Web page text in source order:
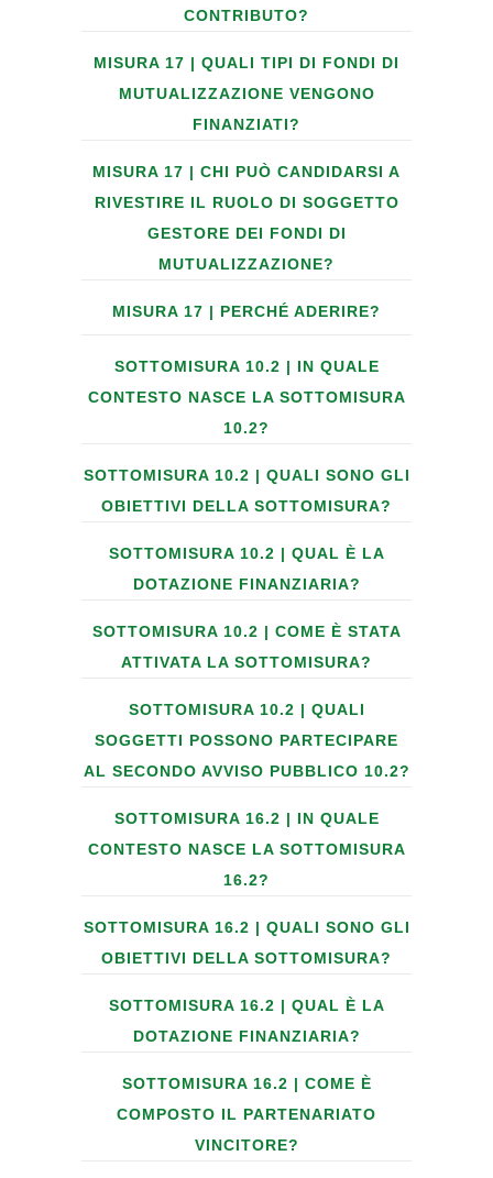
CONTRIBUTO?
MISURA 17 | QUALI TIPI DI FONDI DI
MUTUALIZZAZIONE VENGONO
FINANZIATI?
MISURA 17 | CHI PUÒ CANDIDARSI A
RIVESTIRE IL RUOLO DI SOGGETTO
GESTORE DEI FONDI DI
MUTUALIZZAZIONE?
MISURA 17 | PERCHÉ ADERIRE?
SOTTOMISURA 10.2 | IN QUALE
CONTESTO NASCE LA SOTTOMISURA
10.2?
SOTTOMISURA 10.2 | QUALI SONO GLI
OBIETTIVI DELLA SOTTOMISURA?
SOTTOMISURA 10.2 | QUAL È LA
DOTAZIONE FINANZIARIA?
SOTTOMISURA 10.2 | COME È STATA
ATTIVATA LA SOTTOMISURA?
SOTTOMISURA 10.2 | QUALI
SOGGETTI POSSONO PARTECIPARE
AL SECONDO AVVISO PUBBLICO 10.2?
SOTTOMISURA 16.2 | IN QUALE
CONTESTO NASCE LA SOTTOMISURA
16.2?
SOTTOMISURA 16.2 | QUALI SONO GLI
OBIETTIVI DELLA SOTTOMISURA?
SOTTOMISURA 16.2 | QUAL È LA
DOTAZIONE FINANZIARIA?
SOTTOMISURA 16.2 | COME È
COMPOSTO IL PARTENARIATO
VINCITORE?